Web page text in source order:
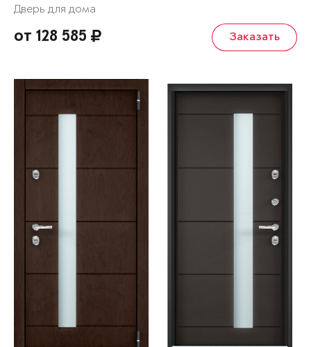
Дверь для дома
от 128 585 Заказать